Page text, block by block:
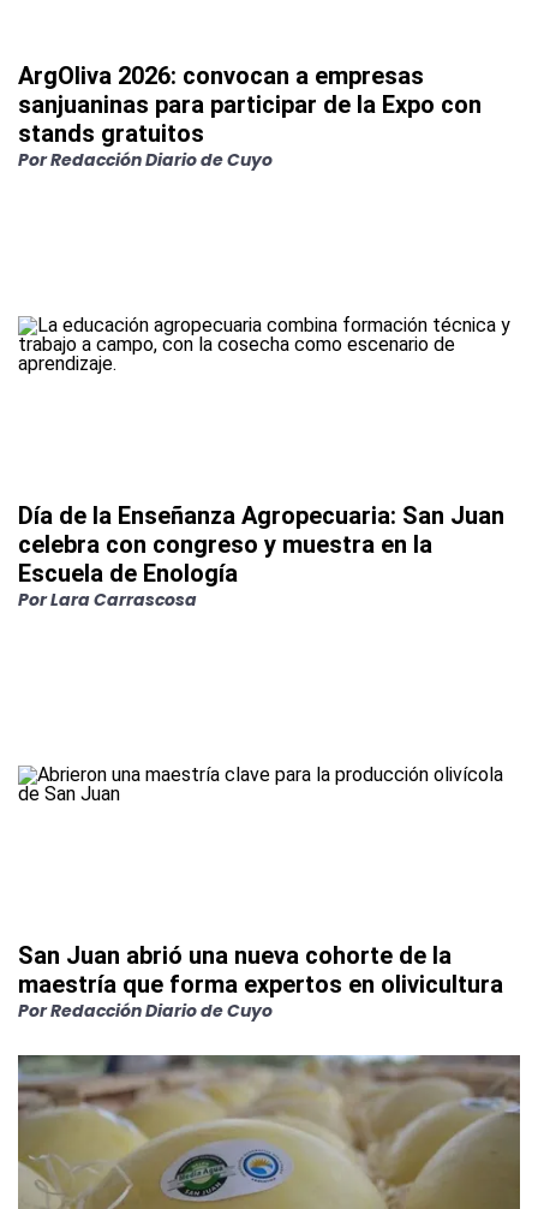
ArgOliva 2026: convocan a empresas
sanjuaninas para participar de la Expo con
stands gratuitos
PorRedacción Diario de Cuyo
Día de la Enseñanza Agropecuaria: San Juan
celebra con congreso y muestra en la
Escuela de Enología
PorLara Carrascosa
San Juan abrió una nueva cohorte de la
maestría que forma expertos en olivicultura
PorRedacción Diario de Cuyo